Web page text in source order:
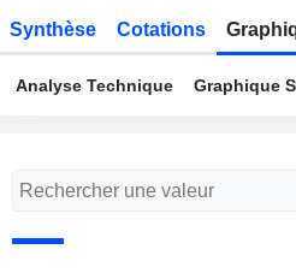
Synthèse Cotations
Analyse Technique Graphique